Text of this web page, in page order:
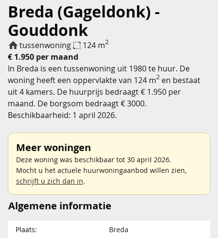
Breda (Gageldonk) -
Gouddonk
tussenwoning 124 m2
€ 1.950 per maand
In Breda is een tussenwoning uit 1980 te huur. De
woning heeft een oppervlakte van 124 m2 en bestaat
uit 4 kamers. De huurprijs bedraagt € 1.950 per
maand. De borgsom bedraagt € 3000.
Beschikbaarheid: 1 april 2026.
Meer woningen
Deze woning was beschikbaar tot 30 april 2026.
Mocht u het actuele huurwoningaanbod willen zien,
schrijft u zich dan in.
Algemene informatie
Plaats:
Breda